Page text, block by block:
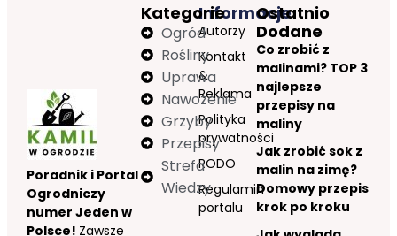
Poradnik i Portal
Ogrodniczy
numer Jeden w
Polsce! Zawsze
Informacje
Autorzy
Kontakt
&
Reklama
Polityka
prywatności
RODO
Regulamin
portalu
Kategorie
Ogród
Rośliny
Uprawa
Nawożenie
Grzyby
Przepisy
Strefa
Wiedzy
Ostatnio
Dodane
Co zrobić z
malinami? TOP 3
najlepsze
przepisy na
maliny
Jak zrobić sok z
malin na zimę?
Domowy przepis
krok po kroku